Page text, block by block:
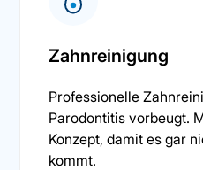
Zahnreinigung
Professionelle
Parodontitis vorbeugt.
Konzept, damit es gar
kommt.